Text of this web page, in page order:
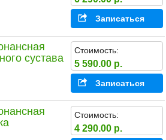
Записаться
сустава
Стоимость:
5 590.00 р.
Записаться
Стоимость:
4 290.00 р.